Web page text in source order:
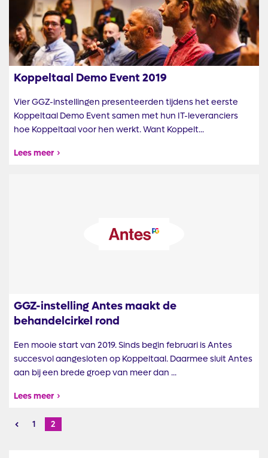
Koppeltaal Demo Event 2019
Vier GGZ-instellingen presenteerden tijdens het eerste
Koppeltaal Demo Event samen met hun IT-leveranciers
hoe Koppeltaal voor hen werkt. Want Koppelt...
Lees meer
Afbeelding
GGZ-instelling Antes maakt de
behandelcirkel rond
Een mooie start van 2019. Sinds begin februari is Antes
succesvol aangesloten op Koppeltaal. Daarmee sluit Antes
aan bij een brede groep van meer dan ...
Lees meer
Paginering
Page
1
Huidige
2